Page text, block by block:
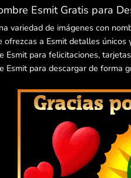
Esmit Gratis para
variedad de imágenes con
ofrezcas a Esmit detalles
Esmit para felicitaciones,
Esmit para descargar de forma